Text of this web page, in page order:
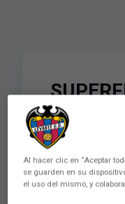
get the
our first
home;
Al hacer clic en “Aceptar
se guarden en su
el uso del mismo, y